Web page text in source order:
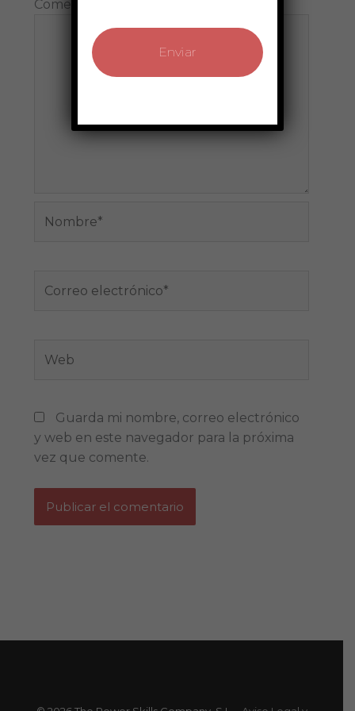
Comentario
electrónico*
Guarda mi nombre, correo electrónico
y web en este navegador para la próxima
vez que comente.